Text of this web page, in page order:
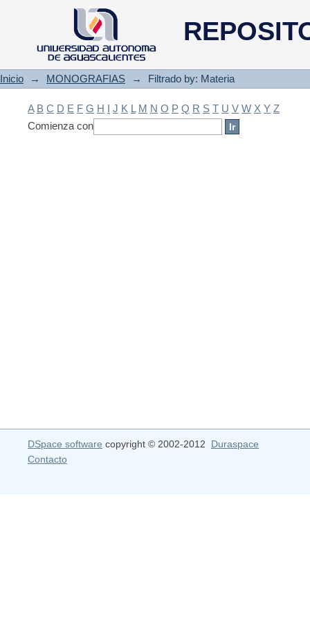
Filtrado by: Materia
Inicio → MONOGRAFIAS → Filtrado by: Materia
A B C D E F G H I J K L M N O P Q R S T U V W X Y Z
Comienza con
DSpace software copyright © 2002-2012 Duraspace
Contacto